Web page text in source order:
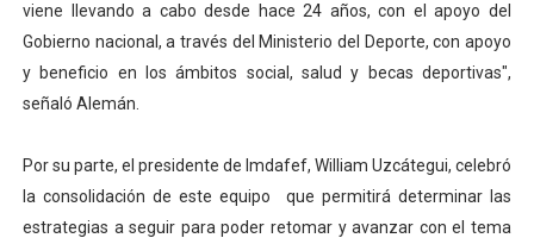
viene llevando a cabo desde hace 24 años, con el apoyo del
Gobierno nacional, a través del Ministerio del Deporte, con apoyo
y beneficio en los ámbitos social, salud y becas deportivas",
señaló Alemán.
Por su parte, el presidente de Imdafef, William Uzcátegui, celebró
la consolidación de este equipo que permitirá determinar las
estrategias a seguir para poder retomar y avanzar con el tema